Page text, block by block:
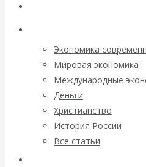
Экономика
Мировая экономика
Международные
Деньги
Христианство
История России
Все статьи
финансовых
рынках?
Минфины хотят
быть главнее